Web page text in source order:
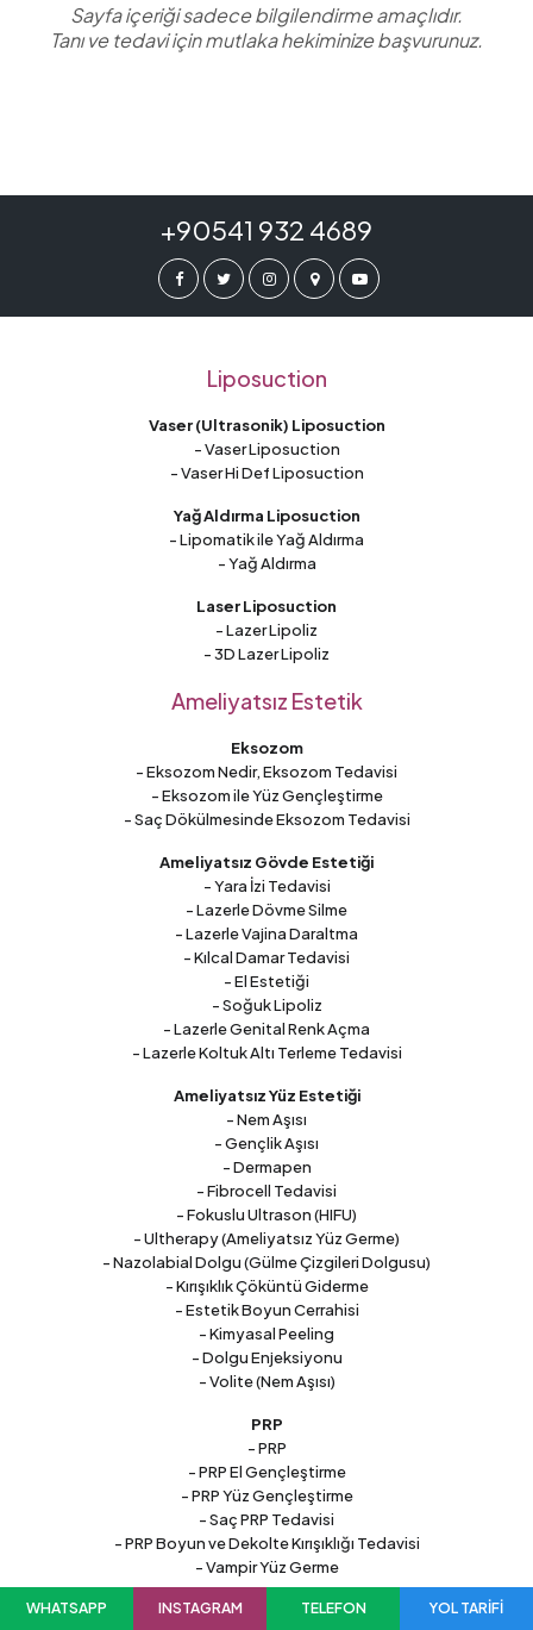
Sayfa içeriği sadece bilgilendirme amaçlıdır.
Tanı ve tedavi için mutlaka hekiminize başvurunuz.
+90541 932 4689
Liposuction
Vaser (Ultrasonik) Liposuction
- Vaser Liposuction
- Vaser Hi Def Liposuction
Yağ Aldırma Liposuction
- Lipomatik ile Yağ Aldırma
- Yağ Aldırma
Laser Liposuction
- Lazer Lipoliz
- 3D Lazer Lipoliz
Ameliyatsız Estetik
Eksozom
- Eksozom Nedir, Eksozom Tedavisi
- Eksozom ile Yüz Gençleştirme
- Saç Dökülmesinde Eksozom Tedavisi
Ameliyatsız Gövde Estetiği
- Yara İzi Tedavisi
- Lazerle Dövme Silme
- Lazerle Vajina Daraltma
- Kılcal Damar Tedavisi
- El Estetiği
- Soğuk Lipoliz
- Lazerle Genital Renk Açma
- Lazerle Koltuk Altı Terleme Tedavisi
Ameliyatsız Yüz Estetiği
- Nem Aşısı
- Gençlik Aşısı
- Dermapen
- Fibrocell Tedavisi
- Fokuslu Ultrason (HIFU)
- Ultherapy (Ameliyatsız Yüz Germe)
- Nazolabial Dolgu (Gülme Çizgileri Dolgusu)
- Kırışıklık Çöküntü Giderme
- Estetik Boyun Cerrahisi
- Kimyasal Peeling
- Dolgu Enjeksiyonu
- Volite (Nem Aşısı)
PRP
- PRP
- PRP El Gençleştirme
- PRP Yüz Gençleştirme
- Saç PRP Tedavisi
- PRP Boyun ve Dekolte Kırışıklığı Tedavisi
- Vampir Yüz Germe
Botoks
WHATSAPP INSTAGRAM TELEFON YOL TARİFİ